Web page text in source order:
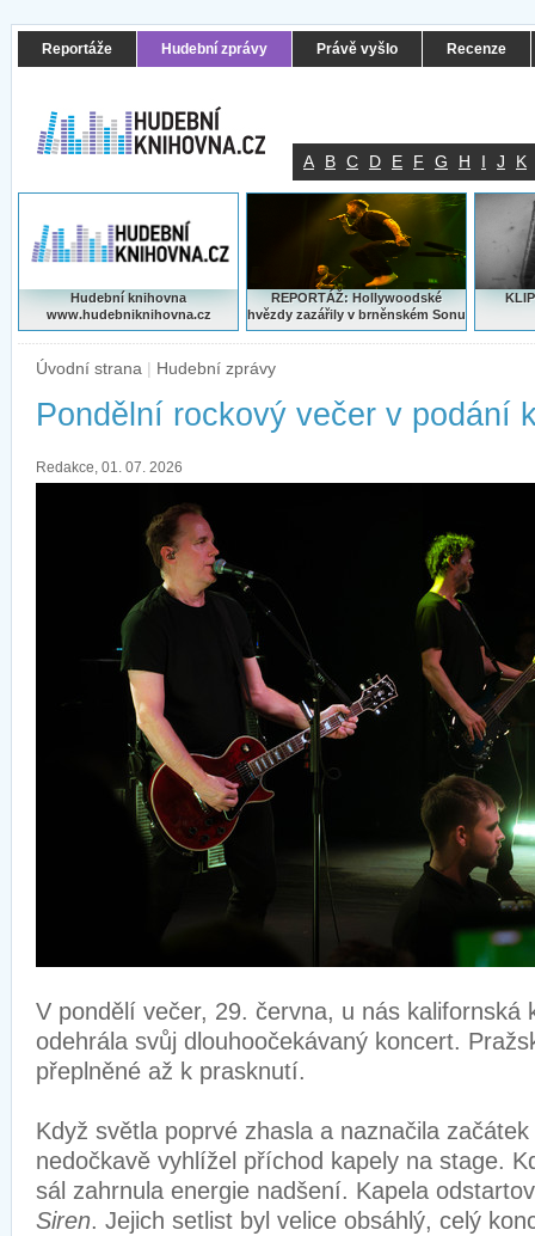
Reportáže Hudební zprávy Právě vyšlo Recenze
A B C D E F G H I J K
Hudební knihovna
www.hudebniknihovna.cz
REPORTÁŽ: Hollywoodské
hvězdy zazářily v brněnském Sonu
Úvodní strana | Hudební zprávy
Pondělní rockový večer v podání
Redakce, 01. 07. 2026
V pondělí večer, 29. června, u nás kalifornská
odehrála svůj dlouhoočekávaný koncert.
přeplněné až k prasknutí.
Když světla poprvé zhasla a naznačila
nedočkavě vyhlížel příchod kapely na stage.
sál zahrnula energie nadšení. Kapela
Siren. Jejich setlist byl velice obsáhlý, celý